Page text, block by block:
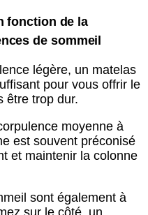
fonction de la
de sommeil
légère, un matelas
pour vous offrir le
être trop dur.
moyenne à
est souvent préconisé
et maintenir la colonne
sont également à
sur le côté, un